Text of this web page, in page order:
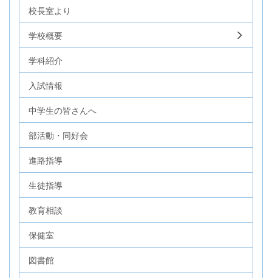
校長室より
学校概要
学科紹介
入試情報
中学生の皆さんへ
部活動・同好会
進路指導
生徒指導
教育相談
保健室
図書館